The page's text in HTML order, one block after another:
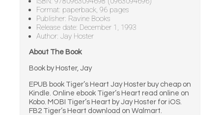
Format: paperback, 96 pages
Publisher: Ravine Books
Release date: December 1, 1993
Author: Jay Hoster
About The Book
Book by Hoster, Jay
EPUB book Tiger’s Heart Jay Hoster buy cheap on
Kindle. Online ebook Tiger’s Heart read online on
Kobo. MOBI Tiger’s Heart by Jay Hoster for iOS.
FB2 Tiger’s Heart download on Walmart.